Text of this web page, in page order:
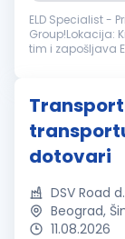
ELD Specialist -
Group!Lokacija:
tim i zapošljava
dotovari
DSV Road
Beograd,
11.08.2026